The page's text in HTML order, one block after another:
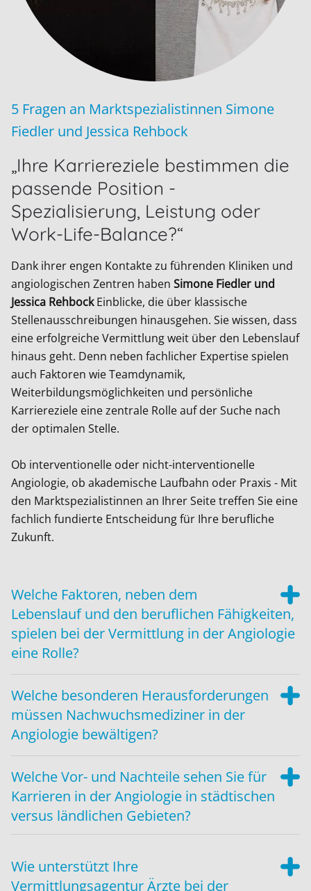
5 Fragen an Marktspezialistinnen Simone
Fiedler und Jessica Rehbock
„Ihre Karriereziele bestimmen die
passende Position -
Spezialisierung, Leistung oder
Work-Life-Balance?“
Dank ihrer engen Kontakte zu führenden Kliniken und
angiologischen Zentren haben Simone Fiedler und
Jessica RehbockEinblicke, die über klassische
Stellenausschreibungen hinausgehen. Sie wissen, dass
eine erfolgreiche Vermittlung weit über den Lebenslauf
hinaus geht. Denn neben fachlicher Expertise spielen
auch Faktoren wie Teamdynamik,
Weiterbildungsmöglichkeiten und persönliche
Karriereziele eine zentrale Rolle auf der Suche nach
der optimalen Stelle.
Ob interventionelle oder nicht-interventionelle
Angiologie, ob akademische Laufbahn oder Praxis - Mit
den Marktspezialistinnen an Ihrer Seite treffen Sie eine
fachlich fundierte Entscheidung für Ihre berufliche
Zukunft.
Welche Faktoren, neben dem
Lebenslauf und den beruflichen Fähigkeiten,
spielen bei der Vermittlung in der Angiologie
eine Rolle?
Welche besonderen Herausforderungen
müssen Nachwuchsmediziner in der
Angiologie bewältigen?
Welche Vor- und Nachteile sehen Sie für
Karrieren in der Angiologie in städtischen
versus ländlichen Gebieten?
Wie unterstützt Ihre
Vermittlungsagentur Ärzte bei der